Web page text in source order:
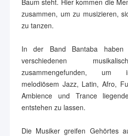
zusammen, um zu musizieren,
zu tanzen.
In der Band Bantaba haben
verschiedenen
zusammengefunden, um
melodiösem Jazz, Latin, Afro,
Ambience und Trance
entstehen zu lassen.
Die Musiker greifen Gehörtes